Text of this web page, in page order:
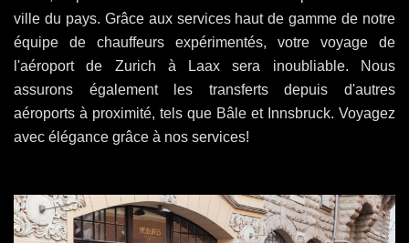
ville du pays. Grâce aux services haut de gamme de notre
équipe de chauffeurs expérimentés, votre voyage de
l'aéroport de Zurich à Laax sera inoubliable. Nous
assurons également les transferts depuis d'autres
aéroports à proximité, tels que Bâle et Innsbruck. Voyagez
avec élégance grâce à nos services!